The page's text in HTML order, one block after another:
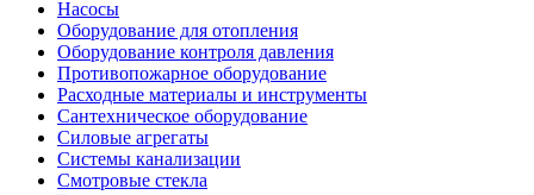
Насосы
Оборудование для отопления
Оборудование контроля давления
Противопожарное оборудование
Расходные материалы и инструменты
Сантехническое оборудование
Силовые агрегаты
Системы канализации
Смотровые стекла